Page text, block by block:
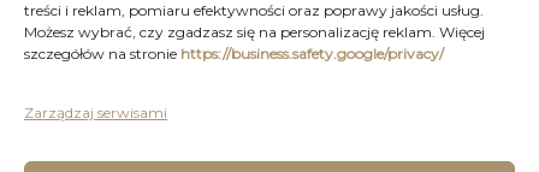
treści i reklam, pomiaru efektywności oraz poprawy jakości usług.
Możesz wybrać, czy zgadzasz się na personalizację reklam. Więcej
szczegółów na stronie https://business.safety.google/privacy/
Zarządzaj serwisami
DEKORACJE
KUCHNIA